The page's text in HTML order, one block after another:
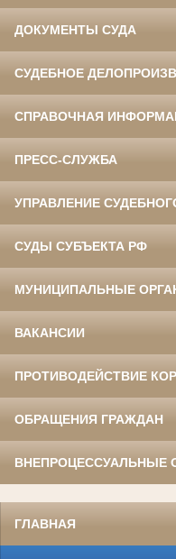
ДОКУМЕНТЫ СУДА
СУДЕБНОЕ
СПРАВОЧНАЯ
ПРЕСС-СЛУЖБА
УПРАВЛЕНИЕ
СУДЫ СУБЪЕКТА РФ
МУНИЦИПАЛЬНЫЕ
ВАКАНСИИ
ПРОТИВОДЕЙСТВИЕ
ОБРАЩЕНИЯ ГРАЖДАН
ВНЕПРОЦЕССУАЛЬНЫЕ
ГЛАВНАЯ